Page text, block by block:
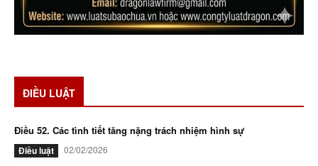
ĐIỀU LUẬT
Điều 52. Các tình tiết tăng nặng trách nhiệm hình sự
Điều luật 02/02/2026